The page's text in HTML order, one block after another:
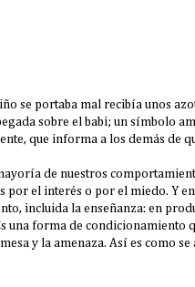
se portaba mal recibía unos
sobre el babi; un símbolo
que informa a los demás de
de nuestros
por el interés o por el miedo. Y
incluida la enseñanza: en
una forma de condicionamiento
y la amenaza. Así es como